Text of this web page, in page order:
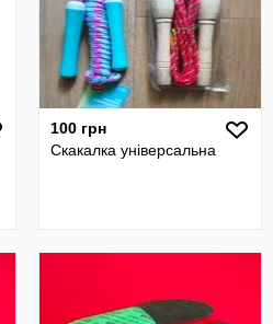
100 грн
Скакалка універсальна